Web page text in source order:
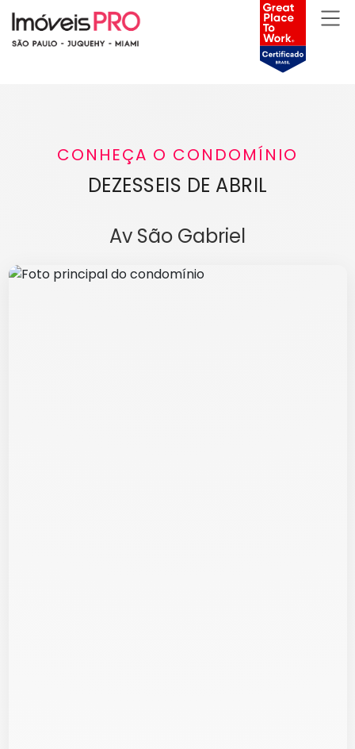
CONHEÇA O CONDOMÍNIO
DEZESSEIS DE ABRIL
Av São Gabriel